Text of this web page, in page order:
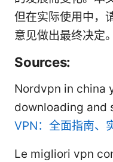
但在实际使用中，
意见做出最终决定。
Sources:
Nordvpn in china
downloading and
VPN：全面指南、
Le migliori vpn